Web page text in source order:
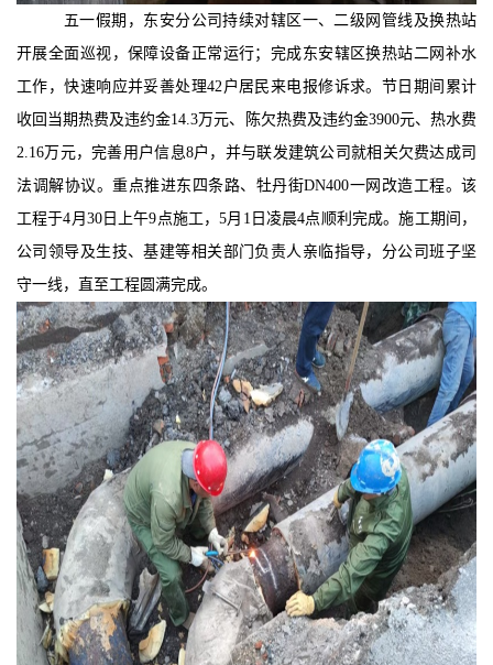
五一假期，东安分公司持续对辖区一、二级网管线及换热站
开展全面巡视，保障设备正常运行；完成东安辖区换热站二网补水
工作，快速响应并妥善处理42户居民来电报修诉求。节日期间累计
收回当期热费及违约金14.3万元、陈欠热费及违约金3900元、热水费
2.16万元，完善用户信息8户，并与联发建筑公司就相关欠费达成司
法调解协议。重点推进东四条路、牡丹街DN400一网改造工程。该
工程于4月30日上午9点施工，5月1日凌晨4点顺利完成。施工期间，
公司领导及生技、基建等相关部门负责人亲临指导，分公司班子坚
守一线，直至工程圆满完成。